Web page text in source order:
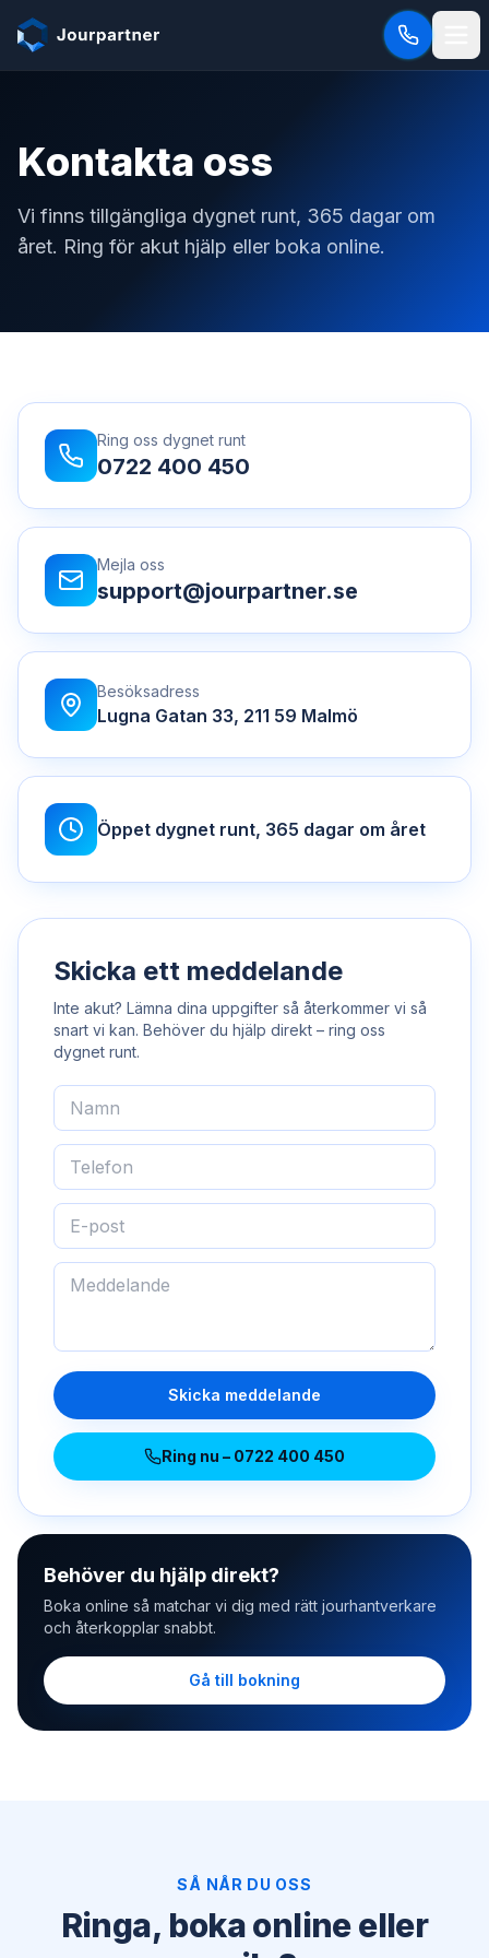
Hoppa till innehåll
Kontakta oss
Vi finns tillgängliga dygnet runt, 365 dagar om
året. Ring för akut hjälp eller boka online.
Ring oss dygnet runt
0722 400 450
Mejla oss
support@jourpartner.se
Besöksadress
Lugna Gatan 33, 211 59 Malmö
Öppet dygnet runt, 365 dagar om året
Skicka ett meddelande
Inte akut? Lämna dina uppgifter så återkommer vi så
snart vi kan. Behöver du hjälp direkt – ring oss
dygnet runt.
Skicka meddelande
Ring nu – 0722 400 450
Behöver du hjälp direkt?
Boka online så matchar vi dig med rätt jourhantverkare
och återkopplar snabbt.
Gå till bokning
SÅ NÅR DU OSS
Ringa, boka online eller